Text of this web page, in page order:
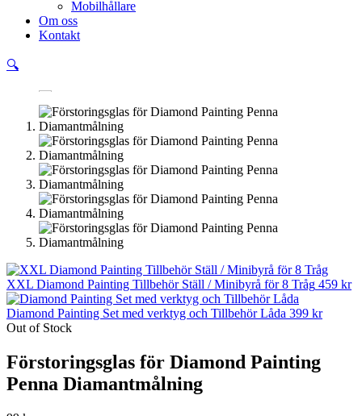
Mobilhållare
Om oss
Kontakt
🔍
XXL Diamond Painting Tillbehör Ställ / Minibyrå för 8 Tråg 459 kr
Diamond Painting Set med verktyg och Tillbehör Låda 399 kr
Out of Stock
Förstoringsglas för Diamond Painting
Penna Diamantmålning